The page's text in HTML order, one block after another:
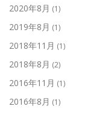
2020年8月 (1)
2019年8月 (1)
2018年11月 (1)
2018年8月 (2)
2016年11月 (1)
2016年8月 (1)